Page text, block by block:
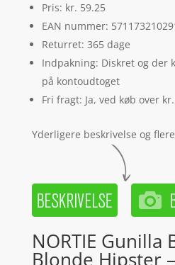
Pris: kr. 59.25
EAN nummer:
Returret: 365 dage
Indpakning: Diskret og der
på kontoudtoget
Fri fragt: Ja, ved køb over
Yderligere beskrivelse og
NORTIE Gunilla
Blonde Hipster